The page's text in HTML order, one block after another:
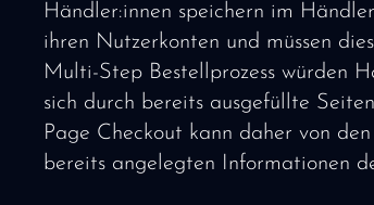
Händler:innen speichern im
ihren Nutzerkonten und müssen
Multi-Step Bestellprozess würden
sich durch bereits ausgefüllte
Page Checkout kann daher von
bereits angelegten Informationen